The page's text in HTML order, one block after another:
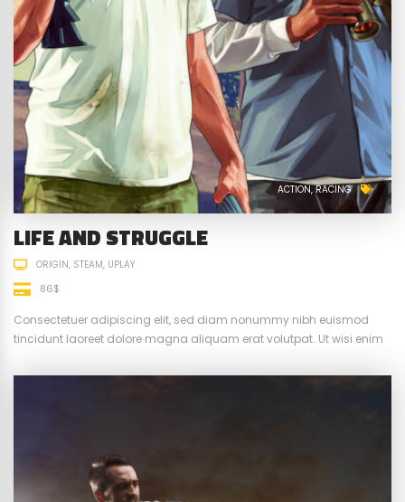
ACTION RACING
LIFE AND STRUGGLE
ORIGIN STEAM UPLAY
86$
Consectetuer adipiscing elit, sed diam nonummy nibh euismod
tincidunt laoreet dolore magna aliquam erat volutpat. Ut wisi enim